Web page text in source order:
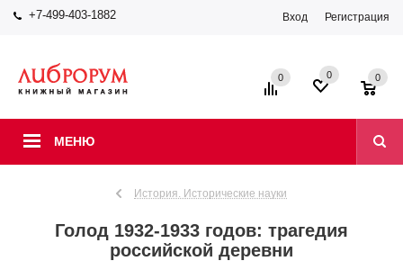
+7-499-403-1882 Вход Регистрация
МЕНЮ
0 0 0
История. Исторические науки
Голод 1932-1933 годов: трагедия
российской деревни